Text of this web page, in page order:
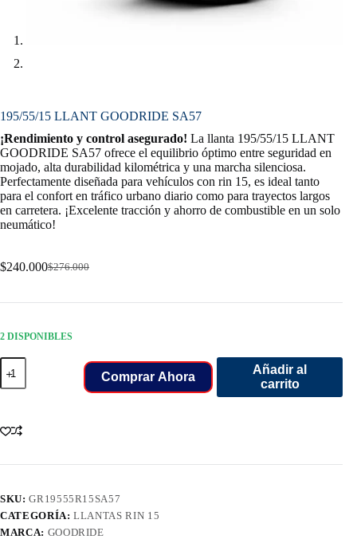
195/55/15 LLANT GOODRIDE SA57
¡Rendimiento y control asegurado! La llanta 195/55/15 LLANT
GOODRIDE SA57 ofrece el equilibrio óptimo entre seguridad en
mojado, alta durabilidad kilométrica y una marcha silenciosa.
Perfectamente diseñada para vehículos con rin 15, es ideal tanto
para el confort en tráfico urbano diario como para trayectos largos
en carretera. ¡Excelente tracción y ahorro de combustible en un solo
neumático!
$276.000
Original
was:
$240.000Current
is:
2 DISPONIBLES
195/55/15
LLANT
GOODRIDE
Comprar Ahora
Añadir al
carrito
SKU:GR19555R15SA57
CATEGORÍA:LLANTAS RIN 15
MARCA: GOODRIDE